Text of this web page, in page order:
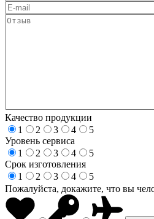
Качество продукции
1
2 3 4
5
Уровень сервиса
1
2 3 4
5
Срок изготовления
1
2 3 4
5
Пожалуйста, докажите, что вы